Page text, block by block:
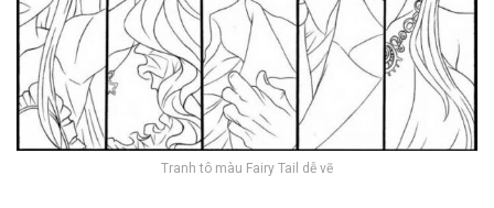
Tranh tô màu Fairy Tail dễ vẽ